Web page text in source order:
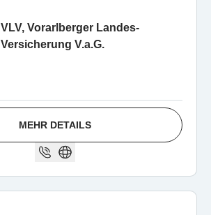
VLV, Vorarlberger Landes-
Versicherung V.a.G.
MEHR DETAILS